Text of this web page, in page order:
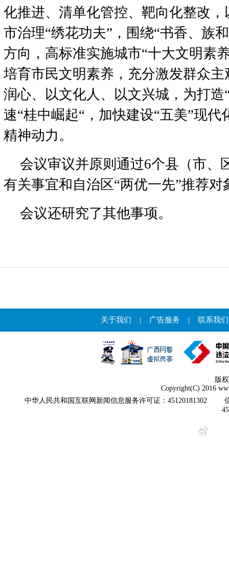
化推进、清单化管控、靶向化整改
市治理“绣花功夫”，围绕“书香、族
方向，高标准实施城市“十大文明素
培育市民文明素养，充分激发群众
润心、以文化人、以文兴城，为打造
速“桂中崛起“，加快建设“五美”现
精神动力。
会议审议并原则通过6个县（市、
有关事宜和自治区“两优一先”推荐对
会议还研究了其他事项。
关于我们 | 广告服务 | 联系我们
版
Copyright(C) 2016
中华人民共和国互联网新闻信息服务许可证：45120181302